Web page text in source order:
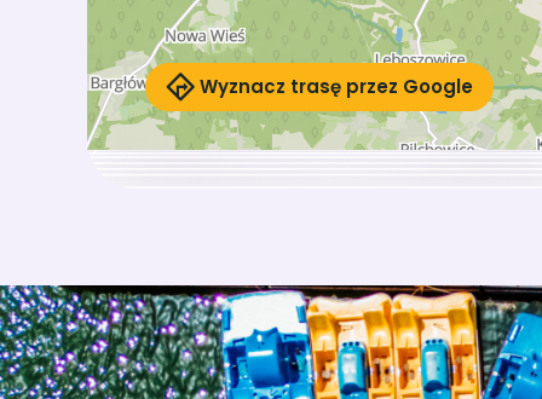
Wyznacz trasę przez Google